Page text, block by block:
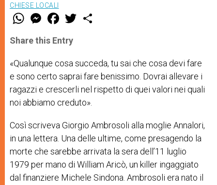
CHIESE LOCALI
W
t
s
p
p
M
e
s
e
g
e
r
F
a
e
b
o
k
w
r
Share this Entry
«Qualunque cosa succeda, tu sai che cosa devi fare
e sono certo saprai fare benissimo. Dovrai allevare i
ragazzi e crescerli nel rispetto di quei valori nei quali
noi abbiamo creduto».
Così scriveva Giorgio Ambrosoli alla moglie Annalori,
in una lettera. Una delle ultime, come presagendo la
morte che sarebbe arrivata la sera dell’11 luglio
1979 per mano di William Aricò, un killer ingaggiato
dal finanziere Michele Sindona. Ambrosoli era nato il